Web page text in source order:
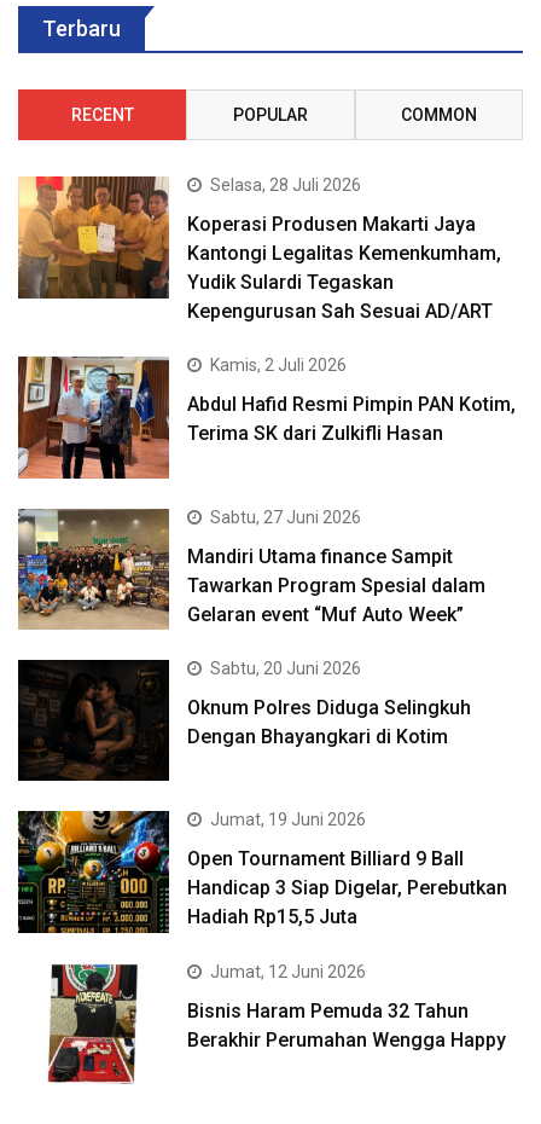
Terbaru
RECENT POPULAR COMMON
Selasa, 28 Juli 2026
Koperasi Produsen Makarti Jaya
Kantongi Legalitas Kemenkumham,
Yudik Sulardi Tegaskan
Kepengurusan Sah Sesuai AD/ART
Kamis, 2 Juli 2026
Abdul Hafid Resmi Pimpin PAN Kotim,
Terima SK dari Zulkifli Hasan
Sabtu, 27 Juni 2026
Mandiri Utama finance Sampit
Tawarkan Program Spesial dalam
Gelaran event “Muf Auto Week”
Sabtu, 20 Juni 2026
Oknum Polres Diduga Selingkuh
Dengan Bhayangkari di Kotim
Jumat, 19 Juni 2026
Open Tournament Billiard 9 Ball
Handicap 3 Siap Digelar, Perebutkan
Hadiah Rp15,5 Juta
Jumat, 12 Juni 2026
Bisnis Haram Pemuda 32 Tahun
Berakhir Perumahan Wengga Happy